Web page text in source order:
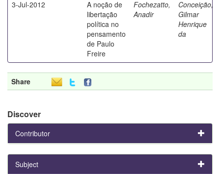
3-Jul-2012
A noção de
libertação
política no
pensamento
de Paulo
Freire
Fochezatto,
Anadir
Conceição,
Gilmar
Henrique
da
Share
Discover
Contributor
Subject